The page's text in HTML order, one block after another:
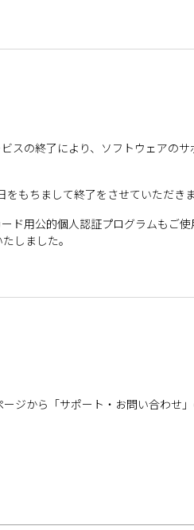
スの終了により、ソフトウェアの
もちまして終了をさせていただきま
ド用公的個人認証プログラムもご
しました。
ジから「サポート・お問い合わせ」